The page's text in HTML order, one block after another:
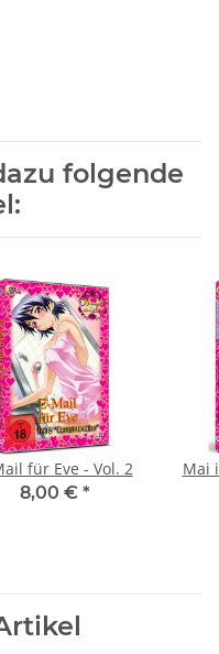
folgende
für Eve - Vol. 2
8,00 € *
Mai